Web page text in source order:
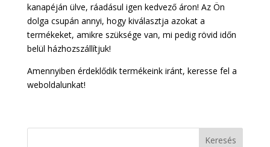
kanapéján ülve, ráadásul igen kedvező áron! Az Ön
dolga csupán annyi, hogy kiválasztja azokat a
termékeket, amikre szüksége van, mi pedig rövid időn
belül házhozszállítjuk!
Amennyiben érdeklődik termékeink iránt, keresse fel a
weboldalunkat!